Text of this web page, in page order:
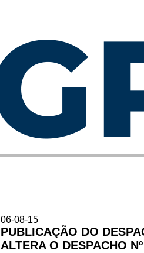
06-08-15
PUBLICAÇÃO DO
ALTERA O DESPACHO